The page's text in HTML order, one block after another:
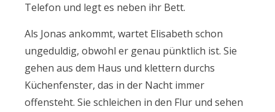
Telefon und legt es neben ihr Bett.
Als Jonas ankommt, wartet Elisabeth schon
ungeduldig, obwohl er genau pünktlich ist. Sie
gehen aus dem Haus und klettern durchs
Küchenfenster, das in der Nacht immer
offensteht. Sie schleichen in den Flur und sehen